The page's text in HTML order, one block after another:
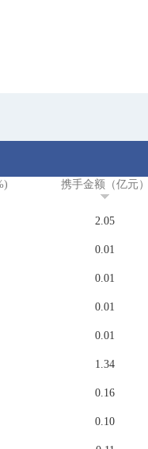
携手金额（亿元）
2.05
0.01
0.01
0.01
0.01
1.34
0.16
0.10